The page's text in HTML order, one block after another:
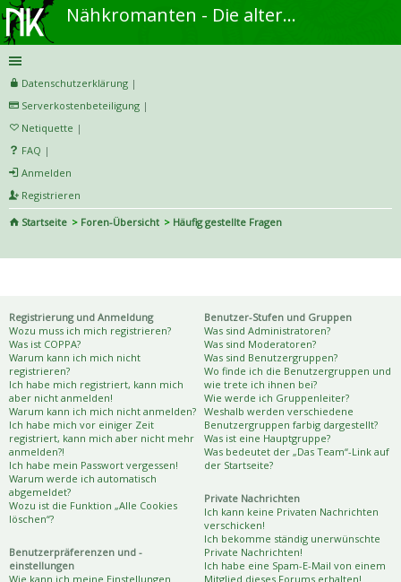
Nähkromanten - Die alternative Näh- und DIY-Community
Datenschutzerklärung |
Serverkostenbeteiligung |
Netiquette |
FAQ |
Anmelden
Registrieren
Startseite
Foren-Übersicht
Häufig gestellte Fragen
Registrierung und Anmeldung
Wozu muss ich mich registrieren?
Was ist COPPA?
Warum kann ich mich nicht
registrieren?
Ich habe mich registriert, kann mich
aber nicht anmelden!
Warum kann ich mich nicht anmelden?
Ich habe mich vor einiger Zeit
registriert, kann mich aber nicht mehr
anmelden?!
Ich habe mein Passwort vergessen!
Warum werde ich automatisch
abgemeldet?
Wozu ist die Funktion „Alle Cookies
löschen“?
Benutzerpräferenzen und -
einstellungen
Wie kann ich meine Einstellungen
Benutzer-Stufen und Gruppen
Was sind Administratoren?
Was sind Moderatoren?
Was sind Benutzergruppen?
Wo finde ich die Benutzergruppen und
wie trete ich ihnen bei?
Wie werde ich Gruppenleiter?
Weshalb werden verschiedene
Benutzergruppen farbig dargestellt?
Was ist eine Hauptgruppe?
Was bedeutet der „Das Team“-Link auf
der Startseite?
Private Nachrichten
Ich kann keine Privaten Nachrichten
verschicken!
Ich bekomme ständig unerwünschte
Private Nachrichten!
Ich habe eine Spam-E-Mail von einem
Mitglied dieses Forums erhalten!